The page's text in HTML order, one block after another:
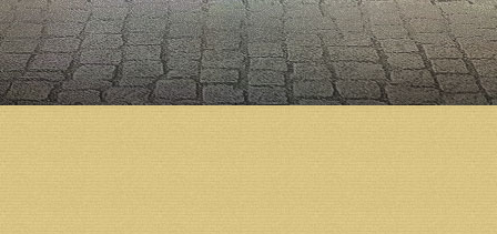
Стороны выразили единодушное мнение, что
достойным украшением столицы Поморья,
универсальной площадкой для творчества и
Участники подтвердили намерения продолжить